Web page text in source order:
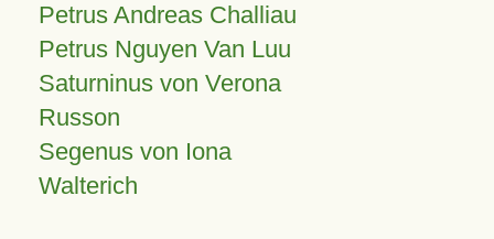
Petrus Andreas Challiau
Petrus Nguyen Van Luu
Saturninus von Verona
Russon
Segenus von Iona
Walterich